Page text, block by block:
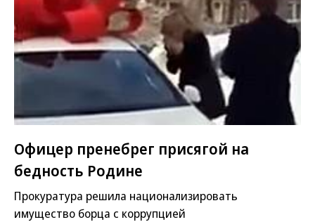
Офицер пренебрег присягой на
бедность Родине
Прокуратура решила национализировать
имущество борца с коррупцией